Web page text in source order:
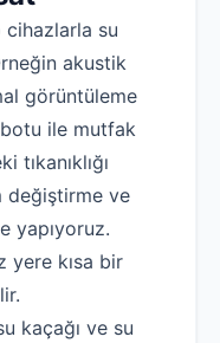
su
akustik
görüntüleme
ile mutfak
değiştirme ve
yapıyoruz.
yere kısa bir
kaçağı ve su